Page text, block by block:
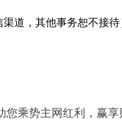
道，其他事务恕不接待
乘势主网红利，赢